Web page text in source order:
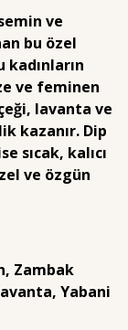
ve
bu özel
ve feminen
lavanta ve
kazanır. Dip
sıcak, kalıcı
ve özgün
Zambak
Yabani